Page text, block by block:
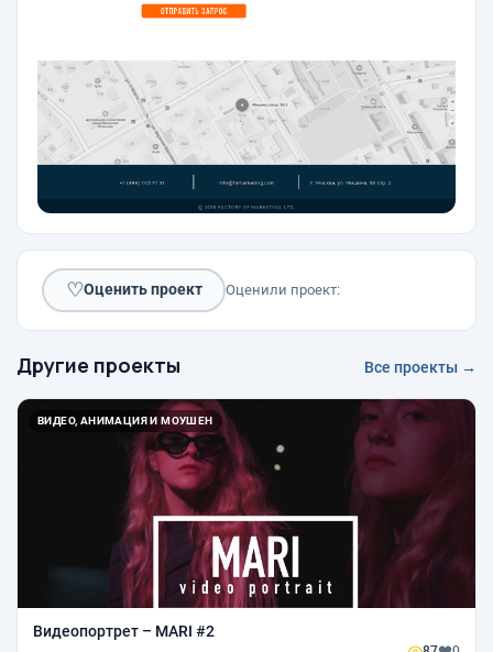
♡Оценить проект Оценили проект:
Другие проекты Все проекты →
ВИДЕО, АНИМАЦИЯ И МОУШЕН
Видеопортрет – MARI #2